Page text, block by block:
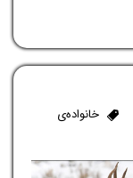
خانواده‌ی